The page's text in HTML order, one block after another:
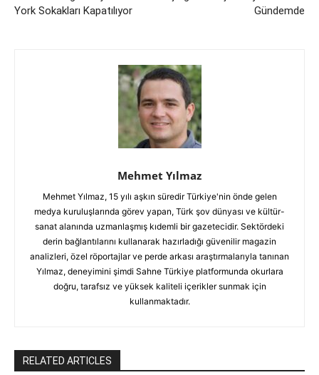
York Sokakları Kapatılıyor
Gündemde
Mehmet Yılmaz
Mehmet Yılmaz, 15 yılı aşkın süredir Türkiye'nin önde gelen
medya kuruluşlarında görev yapan, Türk şov dünyası ve kültür-
sanat alanında uzmanlaşmış kıdemli bir gazetecidir. Sektördeki
derin bağlantılarını kullanarak hazırladığı güvenilir magazin
analizleri, özel röportajlar ve perde arkası araştırmalarıyla tanınan
Yılmaz, deneyimini şimdi Sahne Türkiye platformunda okurlara
doğru, tarafsız ve yüksek kaliteli içerikler sunmak için
kullanmaktadır.
RELATED ARTICLES